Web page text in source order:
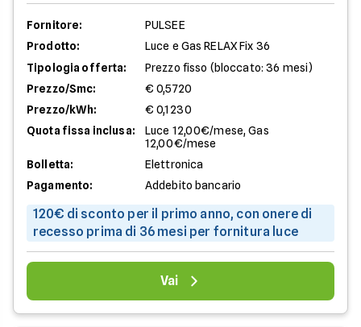
Fornitore:
PULSEE
Prodotto:
Luce e Gas RELAX Fix 36
Tipologia offerta:
Prezzo fisso (bloccato: 36 mesi)
Prezzo/Smc:
€ 0,5720
Prezzo/kWh:
€ 0,1230
Quota fissa inclusa:
Luce 12,00€/mese, Gas
12,00€/mese
Bolletta:
Elettronica
Pagamento:
Addebito bancario
120€ di sconto per il primo anno, con onere di
recesso prima di 36 mesi per fornitura luce
Vai